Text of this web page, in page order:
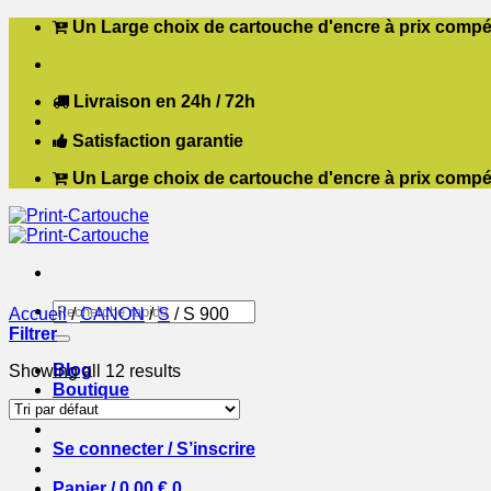
Passer
contenu
Un Large choix de cartouche d'encre à prix
Livraison en 24h / 72h
Satisfaction garantie
Un Large choix de cartouche d'encre à prix
Recherche
pour :
Blog
Boutique
Contact
Se connecter / S’inscrire
Accueil / CANON / S /S 900
Filtrer
Showing all 12 results